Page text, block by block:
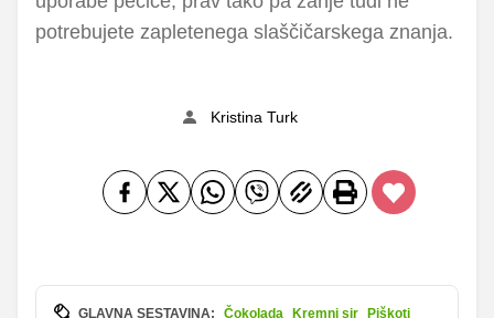
potrebujete zapletenega slaščičarskega znanja.
Kristina Turk
GLAVNA SESTAVINA: Čokolada Kremni sir Piškoti